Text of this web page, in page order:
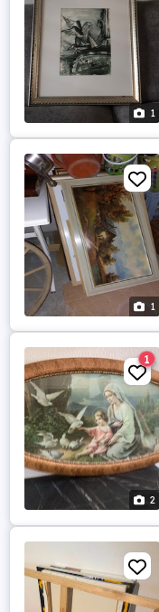
1
1
2
1